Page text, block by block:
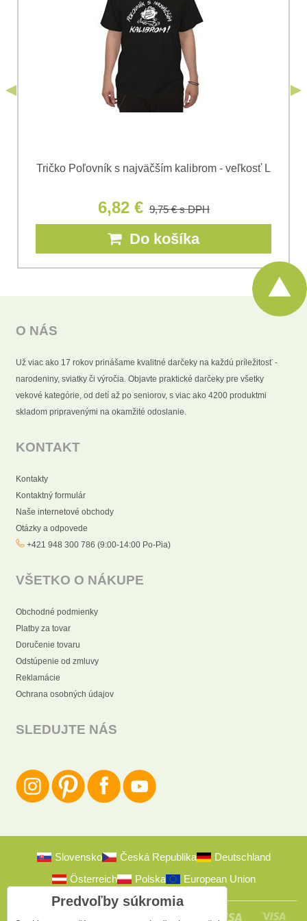
odoslania formulára. Oboznámil som sa s
Ochrany osobných údajov
spoločnosti Bomba
Tričko Poľovník s najväčším kalibrom - veľkosť L
6,82 € 9,75 €s DPH
Do košíka
O NÁS
Už viac ako 17 rokov prinášame kvalitné darčeky na každú príležitosť -
narodeniny, sviatky či výročia. Objavte praktické darčeky pre všetky
vekové kategórie, od detí až po seniorov, s viac ako 4200 produktmi
skladom pripravenými na okamžité odoslanie.
KONTAKT
Kontakty
Kontaktný formulár
Naše internetové obchody
Otázky a odpovede
+421 948 300 786 (9:00-14:00 Po-Pia)
VŠETKO O NÁKUPE
Obchodné podmienky
Platby za tovar
Doručenie tovaru
Odstúpenie od zmluvy
Reklamácie
Ochrana osobných údajov
SLEDUJTE NÁS
Slovensko Česká Republika
Deutschland
Österreich
Polska European Union
Predvoľby súkromia